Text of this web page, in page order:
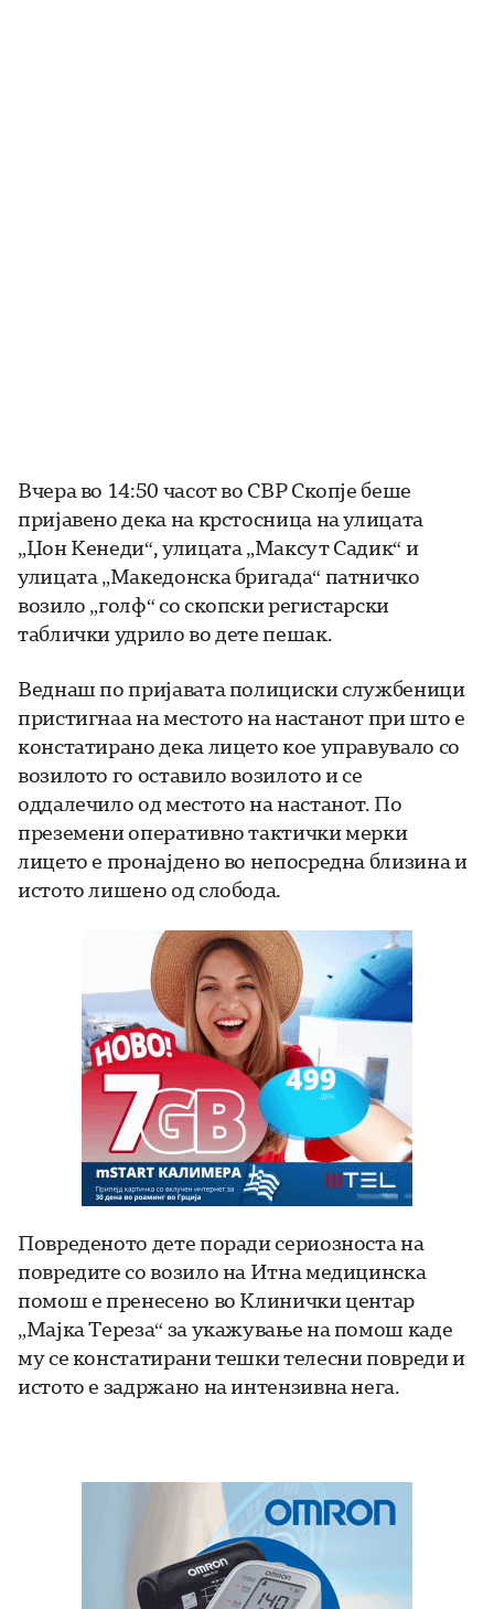
Вчера во 14:50 часот во СВР Скопје беше
пријавено дека на крстосница на улицата
„Џон Кенеди“, улицата „Максут Садик“ и
улицата „Македонска бригада“ патничко
возило „голф“ со скопски регистарски
таблички удрило во дете пешак.
Веднаш по пријавата полициски службеници
пристигнаа на местото на настанот при што е
констатирано дека лицето кое управувало со
возилото го оставило возилото и се
оддалечило од местото на настанот. По
преземени оперативно тактички мерки
лицето е пронајдено во непосредна близина и
истото лишено од слобода.
Повреденото дете поради сериозноста на
повредите со возило на Итна медицинска
помош е пренесено во Клинички центар
„Мајка Тереза“ за укажување на помош каде
му се констатирани тешки телесни повреди и
истото е задржано на интензивна нега.